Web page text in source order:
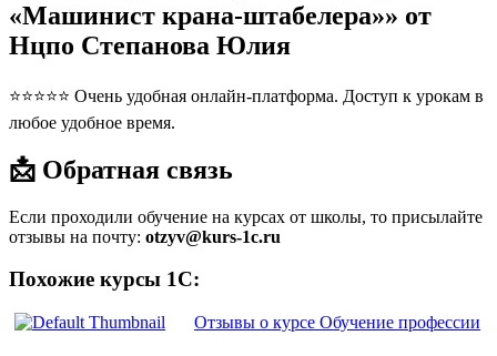
«Машинист крана-штабелера»» от
Нцпо Степанова Юлия
⭐⭐⭐⭐⭐ Очень удобная онлайн-платформа. Доступ к урокам в
любое удобное время.
📩 Обратная связь
Если проходили обучение на курсах от школы, то присылайте
отзывы на почту: otzyv@kurs-1c.ru
Похожие курсы 1С:
Отзывы о курсе Обучение профессии